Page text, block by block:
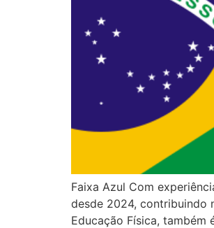
Faixa Azul Com
desde 2024, contribuindo
Educação Física,